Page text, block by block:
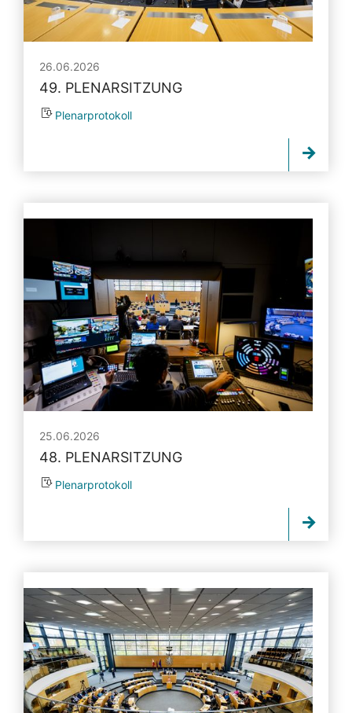
26.06.2026
49. PLENARSITZUNG
Plenarprotokoll
25.06.2026
48. PLENARSITZUNG
Plenarprotokoll